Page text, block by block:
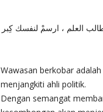
العلم ، ارسمْ لنفسك كِبر
Wawasan berkobar
menjangkiti ahli politik.
Dengan semangat